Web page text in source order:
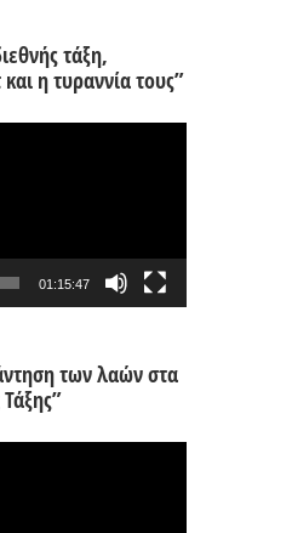
τάξη,
η τυραννία τους”
01:15:47
των λαών στα